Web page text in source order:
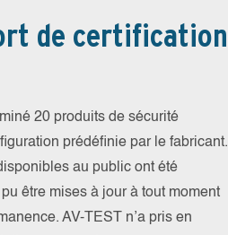
de certification
20 produits de sécurité
prédéfinie par le fabricant.
au public ont été
être mises à jour à tout moment
AV-TEST n’a pris en